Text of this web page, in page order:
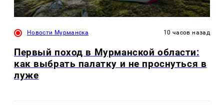
Новости Мурманска 10 часов назад
Первый поход в Мурманской области:
как выбрать палатку и не проснуться в
луже